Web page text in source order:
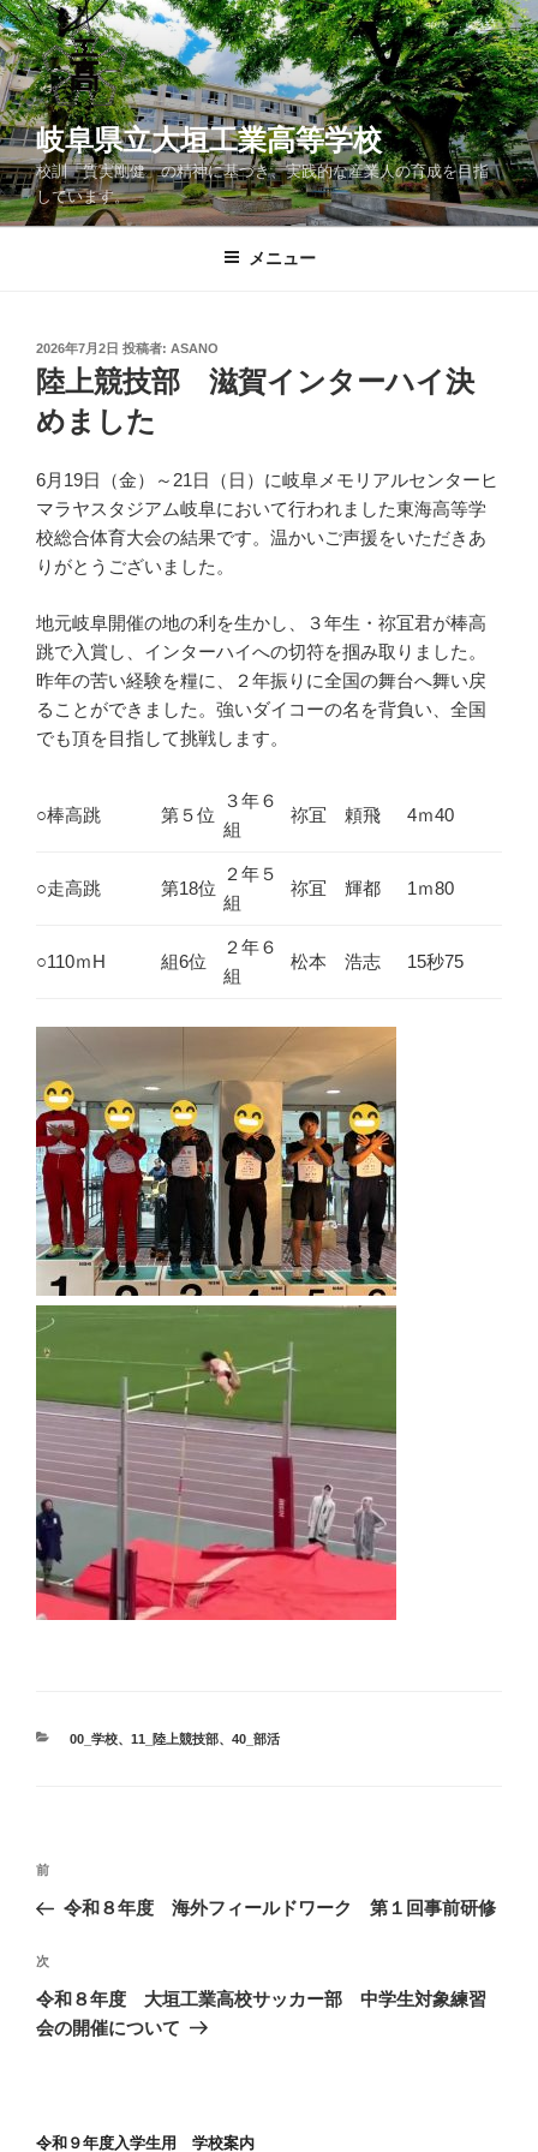
コ
ン
テ
ン
ツ
へ
ス
キ
岐阜県立大垣工業高等学校
校訓「質実剛健」の精神に基づき、実践的な産業人の育成を目指
しています。
メニュー
投
稿
日:
2026年7月2日 投稿者: ASANO
陸上競技部 滋賀インターハイ決
めました
6月19日（金）～21日（日）に岐阜メモリアルセンターヒ
マラヤスタジアム岐阜において行われました東海高等学
校総合体育大会の結果です。温かいご声援をいただきあ
りがとうございました。
地元岐阜開催の地の利を生かし、３年生・祢冝君が棒高
跳で入賞し、インターハイへの切符を掴み取りました。
昨年の苦い経験を糧に、２年振りに全国の舞台へ舞い戻
ることができました。強いダイコーの名を背負い、全国
でも頂を目指して挑戦します。
○棒高跳 第５位
３年６
組
祢冝 頼飛 4ｍ40
○走高跳 第18位
２年５
組
祢冝 輝都 1ｍ80
○110ｍH 組6位
２年６
組
松本 浩志 15秒75
カ
00_学校、 11_陸上競技部、 40_部活
投
ナ
ビ
ゲ
ー
前
の
稿
前
令和８年度 海外フィールドワーク 第１回事前研修
次
の
投
次
令和８年度 大垣工業高校サッカー部 中学生対象練習
会の開催について
令和９年度入学生用 学校案内